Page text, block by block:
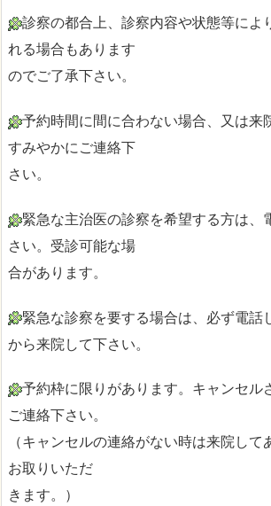
診察の都合上、診察内容や状態等によ
れる場合もあります
のでご了承下さい。
予約時間に間に合わない場合、又は来
すみやかにご連絡下
さい。
緊急な主治医の診察を希望する方は、
さい。受診可能な場
合があります。
緊急な診察を要する場合は、必ず電話
から来院して下さい。
予約枠に限りがあります。キャンセル
ご連絡下さい。
（キャンセルの連絡がない時は来院して
お取りいただ
きます。）